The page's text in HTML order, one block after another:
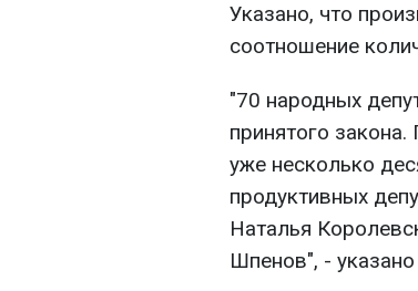
Указано, что
соотношение
"70 народных
принятого
уже несколько
продуктивных
Наталья
Шпенов", -